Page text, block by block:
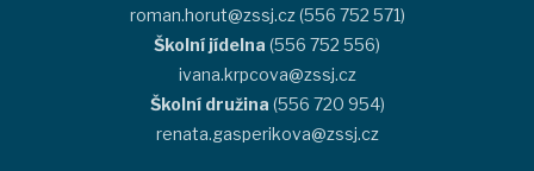
roman.horut@zssj.cz (556 752 571)
Školní jídelna (556 752 556)
ivana.krpcova@zssj.cz
Školní družina (556 720 954)
renata.gasperikova@zssj.cz